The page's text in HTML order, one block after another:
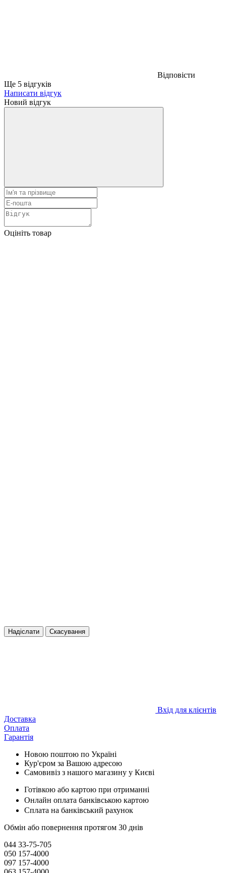
Відповісти
Ще 5 відгуків
Написати відгук
Новий відгук
Оцініть товар
Надіслати Скасування
Вхід для клієнтів
Доставка
Оплата
Гарантія
Новою поштою по Україні
Кур'єром за Вашою адресою
Самовивіз з нашого магазину у Києві
Готівкою або картою при отриманні
Онлайн оплата банківською картою
Сплата на банківський рахунок
Обмін або повернення протягом 30 днів
044 33-75-705
050 157-4000
097 157-4000